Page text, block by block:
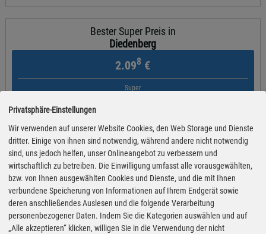
Bester Super Preis in
Diedenberg
2.098 €
Super
Globus SB Warenhaus
Heddingheimer Strasse 22
Super Preise in Diedenberg
Bester Super E10 Preis in
Diedenberg
2.039€
Privatsphäre-Einstellungen
Wir verwenden auf unserer Website Cookies, den Web Storage und Dienste
dritter. Einige von ihnen sind notwendig, während andere nicht notwendig
sind, uns jedoch helfen, unser Onlineangebot zu verbessern und
wirtschaftlich zu betreiben. Die Einwilligung umfasst alle vorausgewählten,
bzw. von Ihnen ausgewählten Cookies und Dienste, und die mit Ihnen
verbundene Speicherung von Informationen auf Ihrem Endgerät sowie
deren anschließendes Auslesen und die folgende Verarbeitung
personenbezogener Daten. Indem Sie die Kategorien auswählen und auf
„Alle akzeptieren“ klicken, willigen Sie in die Verwendung der nicht